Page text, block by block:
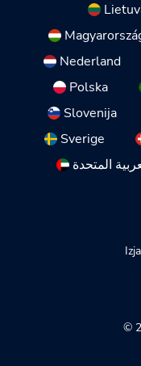
Nederland
Polska
Slovenija
Sverige
المتحدة
©